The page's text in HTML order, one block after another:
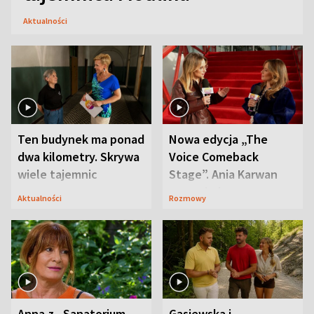
Aktualności
Ten budynek ma ponad
dwa kilometry. Skrywa
wiele tajemnic
Aktualności
Nowa edycja „The
Voice Comeback
Stage”. Ania Karwan
zapowiada
Rozmowy